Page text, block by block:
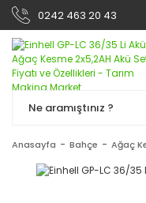
0242 463 20 43
Anasayfa Bahçe Ağaç